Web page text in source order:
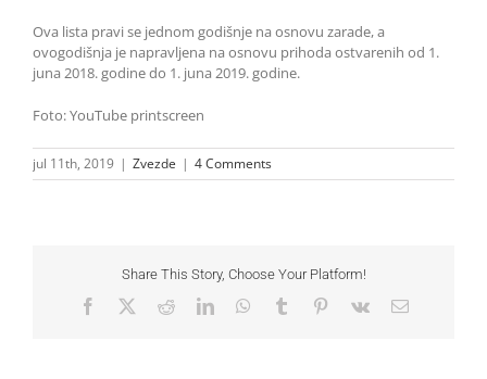
Ova lista pravi se jednom godišnje na osnovu zarade, a
ovogodišnja je napravljena na osnovu prihoda ostvarenih od 1.
juna 2018. godine do 1. juna 2019. godine.
Foto: YouTube printscreen
jul 11th, 2019 | Zvezde | 4 Comments
Share This Story, Choose Your Platform!
Facebook RedditLinkedInWhatsApp
Tumblr Pinterest
Vk Email